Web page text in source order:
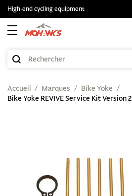
High-end cycling equipment
Accueil Marques
Bike Yoke
Bike Yoke REVIVE Service Kit Version 2